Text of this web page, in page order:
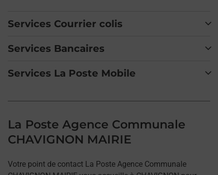
Services Courrier colis
Services Bancaires
Services La Poste Mobile
La Poste Agence Communale
CHAVIGNON MAIRIE
Votre point de contact La Poste Agence Communale